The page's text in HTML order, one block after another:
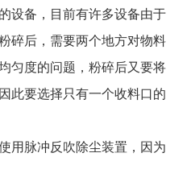
设备，目前有许多设备由于
碎后，需要两个地方对物料
匀度的问题，粉碎后又要将
此要选择只有一个收料口的
用脉冲反吹除尘装置，因为